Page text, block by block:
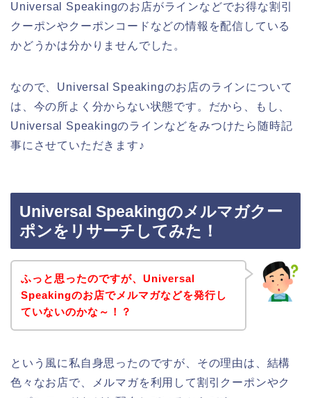
Universal Speakingのお店がラインなどでお得な割引
クーポンやクーポンコードなどの情報を配信している
かどうかは分かりませんでした。
なので、Universal Speakingのお店のラインについて
は、今の所よく分からない状態です。だから、もし、
Universal Speakingのラインなどをみつけたら随時記
事にさせていただきます♪
Universal Speakingのメルマガクー
ポンをリサーチしてみた！
ふっと思ったのですが、Universal
Speakingのお店でメルマガなどを発行し
ていないのかな～！？
という風に私自身思ったのですが、その理由は、結構
色々なお店で、メルマガを利用して割引クーポンやク